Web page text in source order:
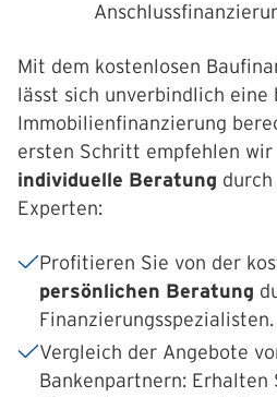
Mit dem kostenlosen
lässt sich unverbindlich eine
Immobilienfinanzierung
ersten Schritt empfehlen wir
individuelle Beratung
Experten:
Profitieren Sie von der
persönlichen Beratung
Finanzierungsspezialisten.
Vergleich der Angebote
Bankenpartnern: Erhalten